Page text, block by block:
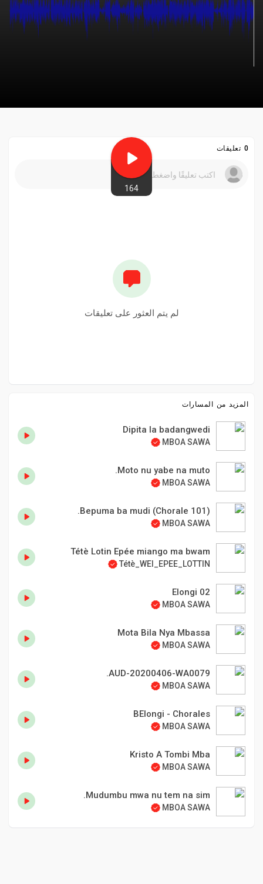
164
0 تعليقات
لم يتم العثور على تعليقات
المزيد من المسارات
Dipita la badangwedi
MBOA SAWA
Moto nu yabe na muto.
MBOA SAWA
Bepuma ba mudi (Chorale 101).
MBOA SAWA
Tétè Lotin Epée miango ma bwam
Tétè_WEI_EPEE_LOTTIN
02 Elongi
MBOA SAWA
Mota Bila Nya Mbassa
MBOA SAWA
AUD-20200406-WA0079.
MBOA SAWA
BElongi - Chorales
MBOA SAWA
Kristo A Tombi Mba
MBOA SAWA
Mudumbu mwa nu tem na sim.
MBOA SAWA